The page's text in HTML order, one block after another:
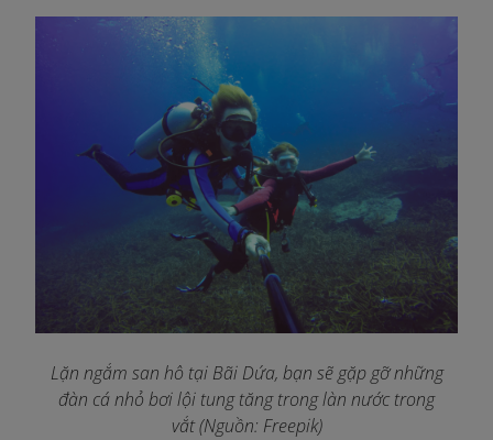
Lặn ngắm san hô tại Bãi Dứa, bạn sẽ gặp gỡ những
đàn cá nhỏ bơi lội tung tăng trong làn nước trong
vắt (Nguồn: Freepik)